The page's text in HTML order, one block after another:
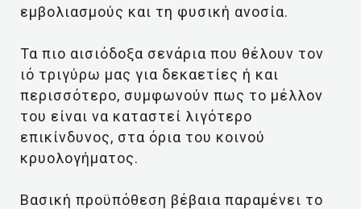
εμβολιασμούς και τη φυσική ανοσία.
Τα πιο αισιόδοξα σενάρια που θέλουν τον
ιό τριγύρω μας για δεκαετίες ή και
περισσότερο, συμφωνούν πως το μέλλον
του είναι να καταστεί λιγότερο
επικίνδυνος, στα όρια του κοινού
κρυολογήματος.
Βασική προϋπόθεση βέβαια παραμένει το